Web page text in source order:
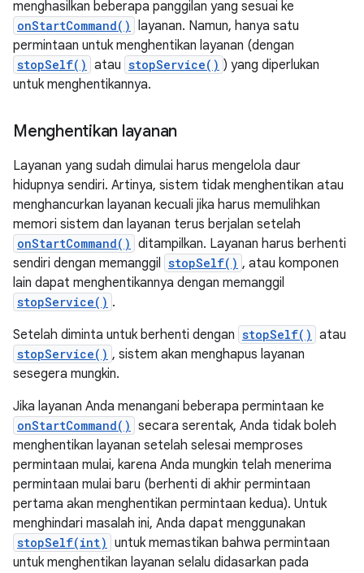
menghasilkan beberapa panggilan yang sesuai ke
onStartCommand() layanan. Namun, hanya satu
permintaan untuk menghentikan layanan (dengan
stopSelf() atau stopService() ) yang diperlukan
untuk menghentikannya.
Menghentikan layanan
Layanan yang sudah dimulai harus mengelola daur
hidupnya sendiri. Artinya, sistem tidak menghentikan atau
menghancurkan layanan kecuali jika harus memulihkan
memori sistem dan layanan terus berjalan setelah
onStartCommand() ditampilkan. Layanan harus berhenti
sendiri dengan memanggil stopSelf() , atau komponen
lain dapat menghentikannya dengan memanggil
stopService() .
Setelah diminta untuk berhenti dengan stopSelf() atau
stopService() , sistem akan menghapus layanan
sesegera mungkin.
Jika layanan Anda menangani beberapa permintaan ke
onStartCommand() secara serentak, Anda tidak boleh
menghentikan layanan setelah selesai memproses
permintaan mulai, karena Anda mungkin telah menerima
permintaan mulai baru (berhenti di akhir permintaan
pertama akan menghentikan permintaan kedua). Untuk
menghindari masalah ini, Anda dapat menggunakan
stopSelf(int) untuk memastikan bahwa permintaan
untuk menghentikan layanan selalu didasarkan pada